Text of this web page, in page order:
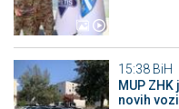
15:38 BiH
MUP
novih